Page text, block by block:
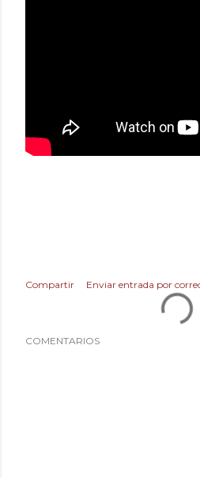
Compartir Enviar entrada por
COMENTARIOS